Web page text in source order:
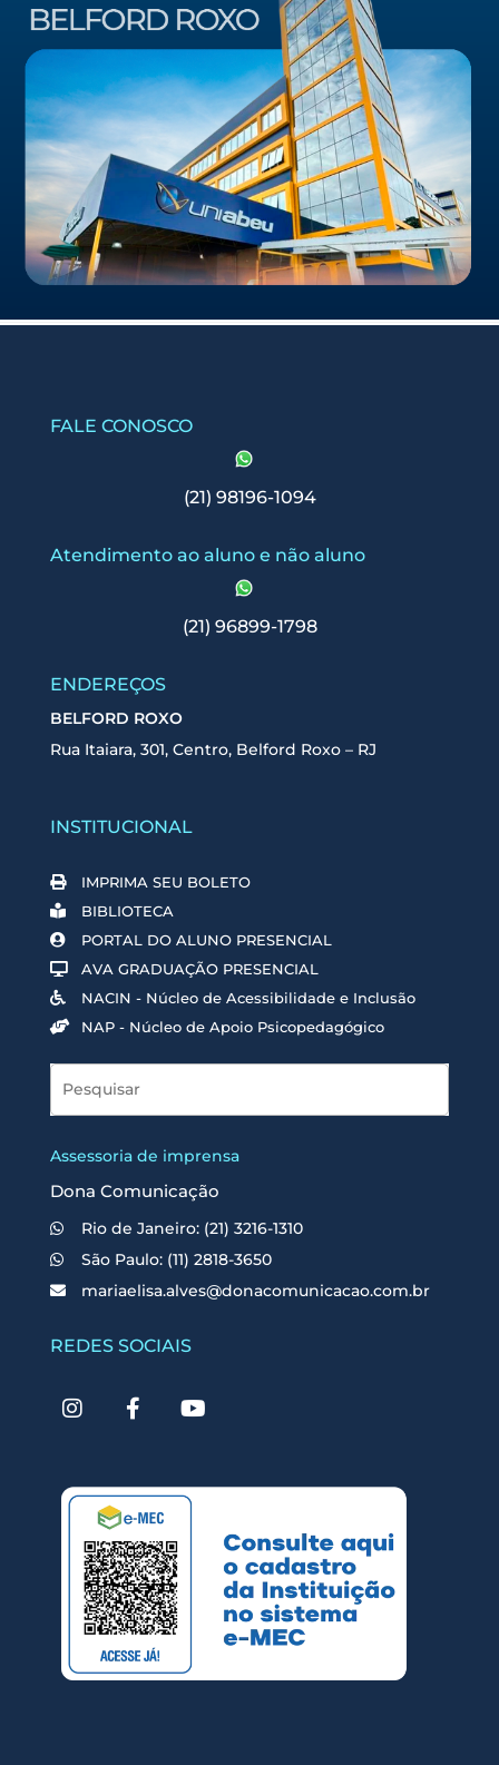
FALE CONOSCO
(21) 98196-1094
Atendimento ao aluno e não aluno
(21) 96899-1798
ENDEREÇOS
BELFORD ROXO
Rua Itaiara, 301, Centro, Belford Roxo – RJ
INSTITUCIONAL
IMPRIMA SEU BOLETO
BIBLIOTECA
PORTAL DO ALUNO PRESENCIAL
AVA GRADUAÇÃO PRESENCIAL
NACIN - Núcleo de Acessibilidade e Inclusão
NAP - Núcleo de Apoio Psicopedagógico
Assessoria de imprensa
Dona Comunicação
Rio de Janeiro: (21) 3216-1310
São Paulo: (11) 2818-3650
mariaelisa.alves@donacomunicacao.com.br
REDES SOCIAIS